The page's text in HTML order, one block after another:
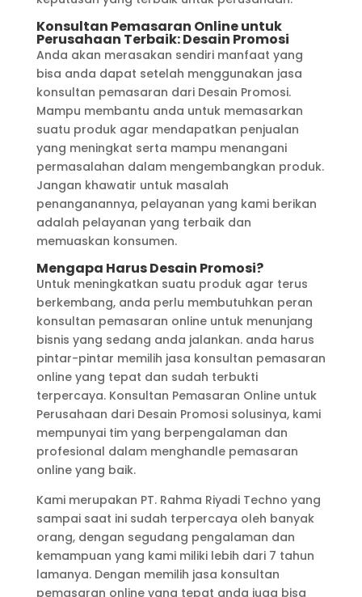
Konsultan Pemasaran Online untuk
Perusahaan Terbaik: Desain Promosi
Anda akan merasakan sendiri manfaat yang
bisa anda dapat setelah menggunakan jasa
konsultan pemasaran dari Desain Promosi.
Mampu membantu anda untuk memasarkan
suatu produk agar mendapatkan penjualan
yang meningkat serta mampu menangani
permasalahan dalam mengembangkan produk.
Jangan khawatir untuk masalah
penanganannya, pelayanan yang kami berikan
adalah pelayanan yang terbaik dan
memuaskan konsumen.
Mengapa Harus Desain Promosi?
Untuk meningkatkan suatu produk agar terus
berkembang, anda perlu membutuhkan peran
konsultan pemasaran online untuk menunjang
bisnis yang sedang anda jalankan. anda harus
pintar-pintar memilih jasa konsultan pemasaran
online yang tepat dan sudah terbukti
terpercaya. Konsultan Pemasaran Online untuk
Perusahaan dari Desain Promosi solusinya, kami
mempunyai tim yang berpengalaman dan
profesional dalam menghandle pemasaran
online yang baik.
Kami merupakan PT. Rahma Riyadi Techno yang
sampai saat ini sudah terpercaya oleh banyak
orang, dengan segudang pengalaman dan
kemampuan yang kami miliki lebih dari 7 tahun
lamanya. Dengan memilih jasa konsultan
pemasaran online yang tepat anda juga bisa